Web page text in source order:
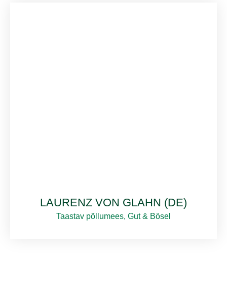
LAURENZ VON GLAHN (DE)
Taastav põllumees, Gut & Bösel